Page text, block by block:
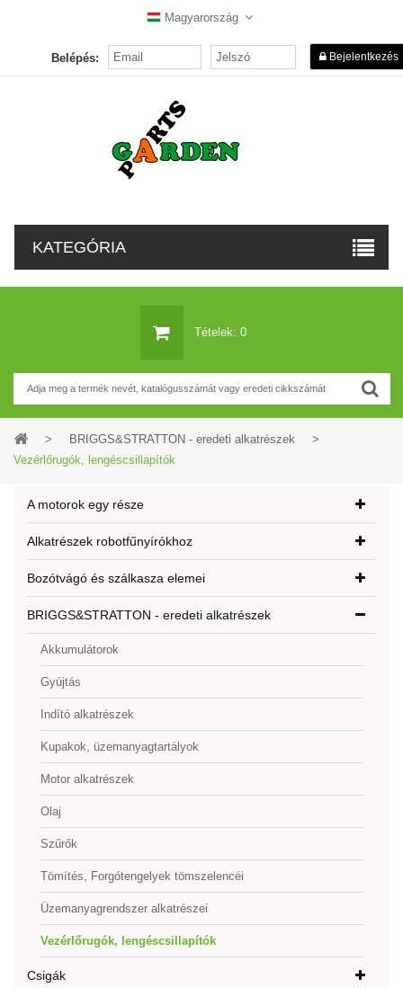
Magyarország
Belépés: Bejelentkezés
KATEGÓRIA
Tételek: 0
> BRIGGS&STRATTON - eredeti alkatrészek
>
Vezérlőrugók, lengéscsillapítók
A motorok egy része
Alkatrészek robotfűnyírókhoz
Bozótvágó és szálkasza elemei
BRIGGS&STRATTON - eredeti alkatrészek
Akkumulátorok
Gyújtás
Indító alkatrészek
Kupakok, üzemanyagtartályok
Motor alkatrészek
Olaj
Szűrők
Tömítés, Forgótengelyek tömszelencéi
Üzemanyagrendszer alkatrészei
Vezérlőrugók, lengéscsillapítók
Csigák